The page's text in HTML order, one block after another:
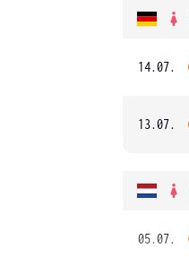
14.07.
13.07.
05.07.